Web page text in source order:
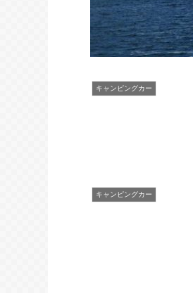
キャンピングカー
キャンピングカー